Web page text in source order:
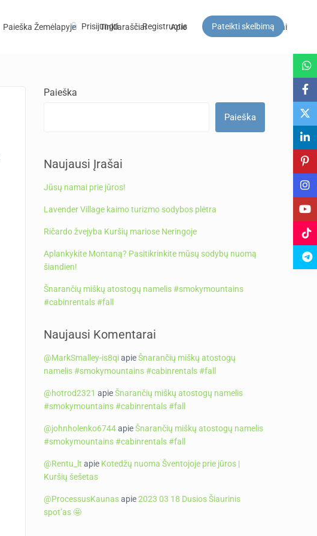
Paieška Žemėlapyje Tinklaraščiai Apie DUK Kontaktai
Prisijungti Registruotis Pateikti skelbimą
Svečiai
Paieška
Paieška
Naujausi Įrašai
Jūsų namai prie jūros!
Lavender Village kaimo turizmo sodybos plėtra
Ričardo žvejyba Kuršių mariose Neringoje
Aplankykite Montaną? Pasitikrinkite mūsų sodybų nuomą
šiandien!
Šnarančių miškų atostogų namelis #smokymountains
#cabinrentals #fall
Naujausi Komentarai
@MarkSmalley-is8qiapieŠnarančių miškų atostogų
namelis #smokymountains #cabinrentals #fall
@hotrod2321 apieŠnarančių miškų atostogų namelis
#smokymountains #cabinrentals #fall
@johnholenko6744apieŠnarančių miškų atostogų namelis
#smokymountains #cabinrentals #fall
@Rentu_lt apie Kotedžų nuoma Šventojoje prie jūros |
Kuršių šešetas
@ProcessusKaunasapie2023 03 18 Dusios Šiaurinis
spot’as 🤩